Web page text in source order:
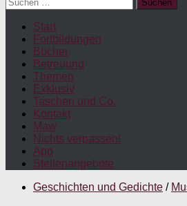
nach:
Start
Fortbildungen
Bücher
Betreuung
Themen
Exklusiv
Taschen und Co.
Kontakt
Maw
Nichts verpassen!
App
Stellenangebote
Geschichten und Gedichte /